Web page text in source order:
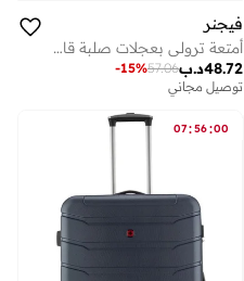
فيجنر
أمتعة ترولي بعجلات صلبة قابلة للتوسيع من أمبليكس سم فضي
د.ب48.72
57.06
-15%
توصيل مجاني
07:56:00